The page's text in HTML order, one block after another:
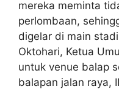
mereka meminta
perlombaan,
digelar di main
Oktohari, Ketua
untuk venue balap
balapan jalan raya,